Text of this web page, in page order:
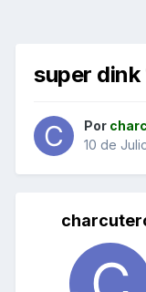
super dink
Por
10 de